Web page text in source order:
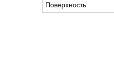
Поверхность